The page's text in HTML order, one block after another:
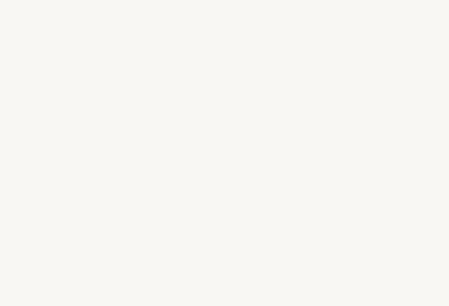
規)
切
切
規)
規)